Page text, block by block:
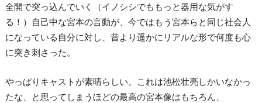
全開で突っ込んでいく（イノシシでももっと器用な気がす
る！）自己中な宮本の言動が、今ではもう宮本らと同じ社会人
になっている自分に対し、昔より遥かにリアルな形で何度も心
に突き刺さった。
やっぱりキャストが素晴らしい。これは池松壮亮しかいなかっ
たな、と思ってしまうほどの最高の宮本像はもちろん、